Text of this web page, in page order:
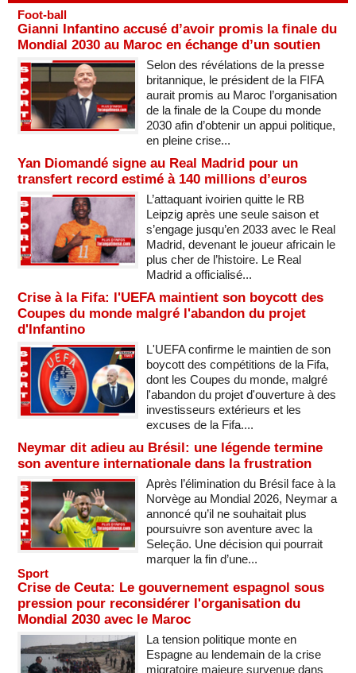
Foot-ball
Gianni Infantino accusé d’avoir promis la finale du
Mondial 2030 au Maroc en échange d’un soutien
Selon des révélations de la presse
britannique, le président de la FIFA
aurait promis au Maroc l’organisation
de la finale de la Coupe du monde
2030 afin d’obtenir un appui politique,
en pleine crise...
Yan Diomandé signe au Real Madrid pour un
transfert record estimé à 140 millions d’euros
L’attaquant ivoirien quitte le RB
Leipzig après une seule saison et
s’engage jusqu’en 2033 avec le Real
Madrid, devenant le joueur africain le
plus cher de l’histoire. Le Real
Madrid a officialisé...
Crise à la Fifa: l'UEFA maintient son boycott des
Coupes du monde malgré l'abandon du projet
d'Infantino
L'UEFA confirme le maintien de son
boycott des compétitions de la Fifa,
dont les Coupes du monde, malgré
l'abandon du projet d'ouverture à des
investisseurs extérieurs et les
excuses de la Fifa....
Neymar dit adieu au Brésil: une légende termine
son aventure internationale dans la frustration
Après l’élimination du Brésil face à la
Norvège au Mondial 2026, Neymar a
annoncé qu’il ne souhaitait plus
poursuivre son aventure avec la
Seleção. Une décision qui pourrait
marquer la fin d’une...
Sport
Crise de Ceuta: Le gouvernement espagnol sous
pression pour reconsidérer l'organisation du
Mondial 2030 avec le Maroc
La tension politique monte en
Espagne au lendemain de la crise
migratoire majeure survenue dans